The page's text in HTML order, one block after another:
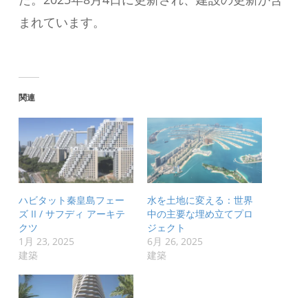
まれています。
関連
ハビタット秦皇島フェー
ズ II / サフディ アーキテ
クツ
1月 23, 2025
建築
水を土地に変える：世界
中の主要な埋め立てプロ
ジェクト
6月 26, 2025
建築